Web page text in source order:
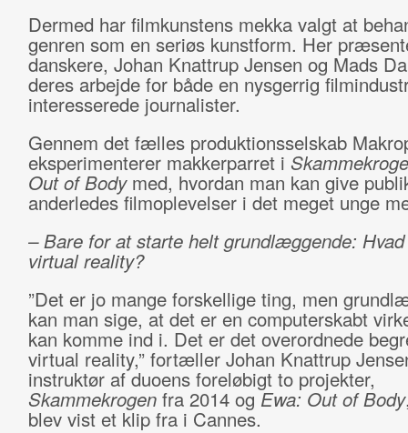
Dermed har filmkunstens mekka valgt at
genren som en seriøs kunstform. Her
danskere, Johan Knattrup Jensen og Mads
deres arbejde for både en nysgerrig
interesserede journalister.
Gennem det fælles produktionsselskab
eksperimenterer makkerparret i
Out of Bodymed, hvordan man kan give
anderledes filmoplevelser i det meget unge
– Bare for at starte helt grundlæggende:
virtual reality?
”Det er jo mange forskellige ting, men
kan man sige, at det er en computerskabt
kan komme ind i. Det er det overordnede
virtual reality,” fortæller Johan Knattrup
instruktør af duoens foreløbigt to projekter,
Skammekrogen fra 2014 ogEwa: Out of Body
blev vist et klip fra i Cannes.